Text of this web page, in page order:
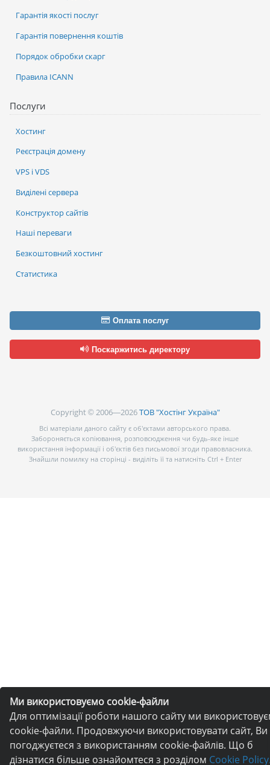
Ми використовуємо cookie-файли
Для оптимізації роботи нашого сайту ми
cookie-файли. Продовжуючи використовувати сайт, Ви
погоджуєтеся з використанням cookie-файлів. Що б
дізнатися більше ознайомтеся з розділом Cookie
Послуги
Хостинг
Реєстрація домену
VPS і VDS
Виділені сервера
Конструктор сайтів
Наші переваги
Безкоштовний хостинг
Статистика
Гарантія якості послуг
Гарантія повернення коштів
Порядок обробки скарг
Правила ICANN
Оплата послуг
Поскаржитись директору
Copyright © 2006—2026ТОВ "Хостінг Україна"
Всі матеріали даного сайту є об’єктами авторського права.
Забороняється копіювання, розповсюдження чи будь-яке інше
використання інформації і об’єктів без письмової згоди правовласника.
Знайшли помилку на сторінці - виділіть її та натисніть Ctrl + Enter